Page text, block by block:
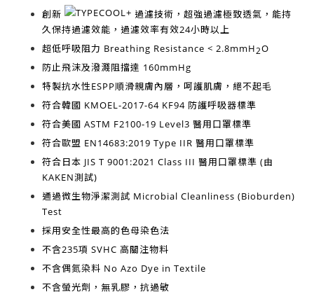
創新
過濾技術，超強過濾極致透氣，能持
久保持過濾效能，過濾效率有效24小時以上
超低呼吸阻力 Breathing Resistance < 2.8mmH2O
防止飛沫及潑濺阻擋達 160mmHg
特製抗水性ESPP順滑親膚內層，呵護肌膚，絕不起毛
符合韓國 KMOEL-2017-64 KF94 防護呼吸器標準
符合美國 ASTM F2100-19 Level3 醫用口罩標準
符合歐盟 EN14683:2019 Type IIR 醫用口罩標準
符合日本 JIS T 9001:2021 Class III 醫用口罩標準 (由
KAKEN測試)
通過微生物淨潔測試 Microbial Cleanliness (Bioburden)
Test
採用安全性最高的色母染色法
不含235項 SVHC 高關注物料
不含偶氮染料 No Azo Dye in Textile
不含螢光劑，無乳膠，抗過敏